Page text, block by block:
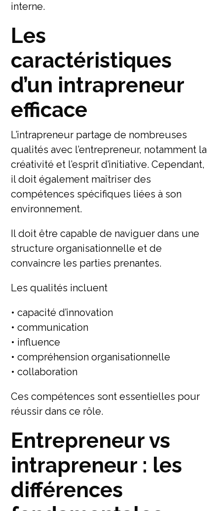
interne.
Les
caractéristiques
d’un intrapreneur
efficace
L’intrapreneur partage de nombreuses
qualités avec l’entrepreneur, notamment la
créativité et l’esprit d’initiative. Cependant,
il doit également maîtriser des
compétences spécifiques liées à son
environnement.
Il doit être capable de naviguer dans une
structure organisationnelle et de
convaincre les parties prenantes.
Les qualités incluent
• capacité d’innovation
• communication
• influence
• compréhension organisationnelle
• collaboration
Ces compétences sont essentielles pour
réussir dans ce rôle.
Entrepreneur vs
intrapreneur : les
différences